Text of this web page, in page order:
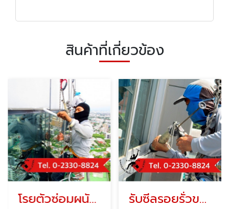
สินค้าที่เกี่ยวข้อง
โรยตัวซ่อมผนังตึกรั่วซึม รับซีลรอยรั่วขอบหน้าต่าง